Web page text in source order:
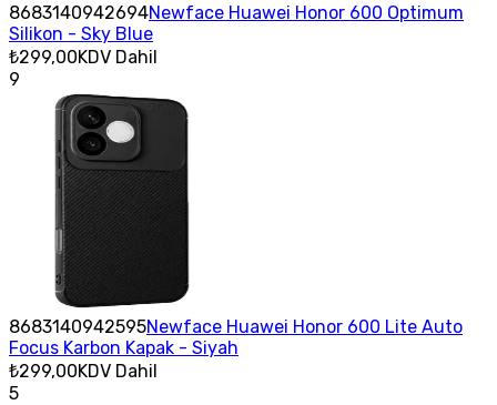
8683140942694Newface Huawei Honor 600 Optimum
Silikon - Sky Blue
₺299,00KDV Dahil
9
8683140942595Newface Huawei Honor 600 Lite Auto
Focus Karbon Kapak - Siyah
₺299,00KDV Dahil
5